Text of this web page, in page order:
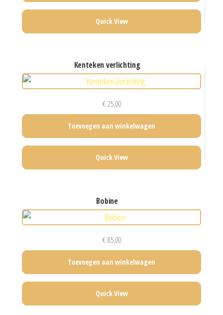
Quick View
kenteken verlichting
€25,00
Toevoegen aan winkelwagen
Quick View
bobine
€85,00
Toevoegen aan winkelwagen
Quick View